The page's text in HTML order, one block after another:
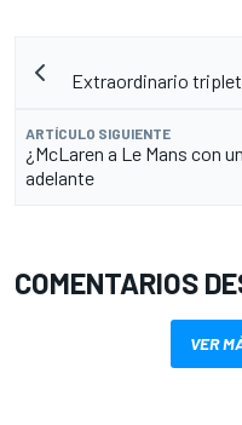
Extraordinario
ARTÍCULO SIGUIENTE
¿McLaren a Le Mans con
adelante
COMENTARIOS
VER